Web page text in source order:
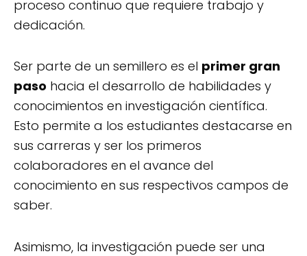
proceso continuo que requiere trabajo y
dedicación.
Ser parte de un semillero es el primer gran
paso hacia el desarrollo de habilidades y
conocimientos en investigación científica.
Esto permite a los estudiantes destacarse en
sus carreras y ser los primeros
colaboradores en el avance del
conocimiento en sus respectivos campos de
saber.
Asimismo, la investigación puede ser una